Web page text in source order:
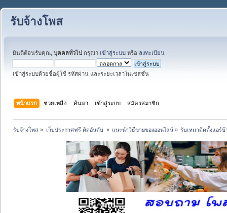
รับจ้างโพส
ยินดีต้อนรับคุณ, บุคคลทั่วไป กรุณา เข้าสู่ระบบ หรือ ลงทะเบียน
เข้าสู่ระบบด้วยชื่อผู้ใช้ รหัสผ่าน และระยะเวลาในเซสชั่น
หน้าแรก ช่วยเหลือ ค้นหา เข้าสู่ระบบ สมัครสมาชิก
รับจ้างโพส » เว็บประกาศฟรี ติดอันดับ » แนะนำวิธีขายของออนไลน์» รับเหมาติดตั้งแอร์